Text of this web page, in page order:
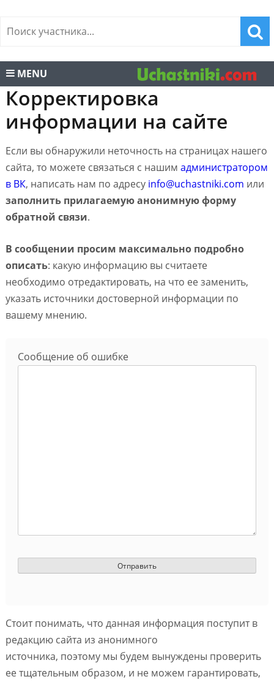
MENU
Корректировка
информации на сайте
Если вы обнаружили неточность на страницах нашего
сайта, то можете связаться с нашим администратором
в ВК, написать нам по адресу info@uchastniki.com или
заполнить прилагаемую анонимную форму
обратной связи.
В сообщении просим максимально подробно
описать: какую информацию вы считаете
необходимо отредактировать, на что ее заменить,
указать источники достоверной информации по
вашему мнению.
Сообщение об ошибке
Стоит понимать, что данная информация поступит в
редакцию сайта из анонимного
источника, поэтому мы будем вынуждены проверить
ее тщательным образом, и не можем гарантировать,